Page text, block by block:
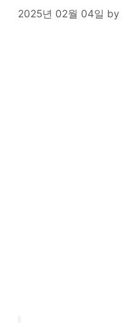
2025년 02월 04일 by